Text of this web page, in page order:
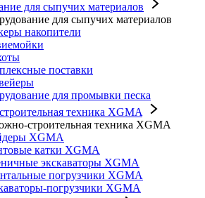
для сыпучих материалов
для сыпучих материалов
накопители
поставки
для промывки песка
техника XGMA
строительная техника XGMA
XGMA
катки XGMA
экскаваторы XGMA
погрузчики XGMA
погрузчики XGMA